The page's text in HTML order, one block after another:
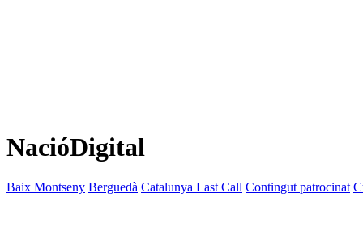
NacióDigital
Baix Montseny Berguedà Catalunya Last Call Contingut patrocinat